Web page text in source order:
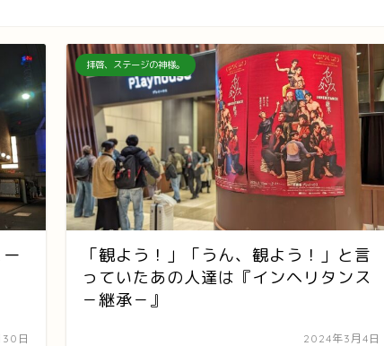
日
拝啓、ステージの神様。
「観よう！」「うん、観よう！」と言
っていたあの人達は『インヘリタンス
－継承－』
2024年3月4日